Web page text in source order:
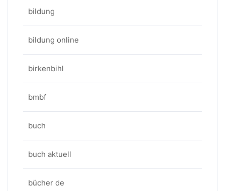
bildung
bildung online
birkenbihl
bmbf
buch
buch aktuell
bücher de